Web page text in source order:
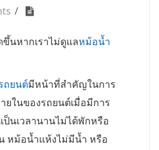
นหากเราไม่ดูแลหม้อน้ำ
ถยนต์มีหน้าที่สำคัญในการ
ยในของรถยนต์เมื่อมีการ
ป็นเวลานานไม่ได้พักหรือ
หม้อน้ำแห้งไม่มีน้ำ หรือ